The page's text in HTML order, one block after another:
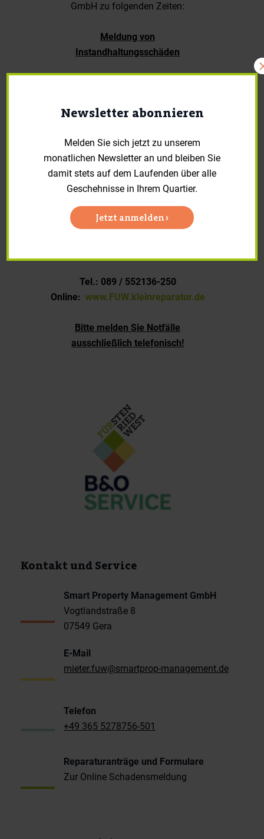
GmbH zu folgenden Zeiten:
Meldung von
Instandhaltungsschäden
Freitag: 07:30 Uhr bis 14:00 Uhr
Meldung von Notfällen
Rund um die Uhr an 7 Tagen die
Woche und 365 Tagen im Jahr
Bitte melden Sie zukünftig
Tel.: 089 / 552136-250
Online: www.FUW.kleinreparatur.de
Bitte melden Sie Notfälle
ausschließlich telefonisch!
Kontakt und Service
Smart Property Management GmbH
Vogtlandstraße 8
07549 Gera
E-Mail
mieter.fuw@smartprop-management.de
Telefon
+49 365 5278756-501
Reparaturanträge und Formulare
Zur Online Schadensmeldung
Newsletter abonnieren
Melden Sie sich jetzt zu unserem
monatlichen Newsletter an und bleiben Sie
damit stets auf dem Laufenden über alle
Geschehnisse in Ihrem Quartier.
Jetzt anmelden ›